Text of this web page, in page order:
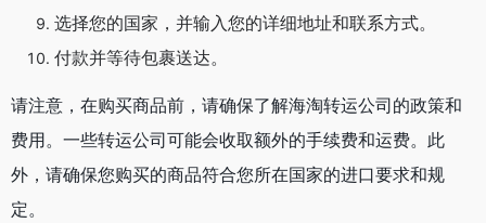
选择您的国家，并输入您的详细地址和联系方式。
付款并等待包裹送达。
请注意，在购买商品前，请确保了解海淘转运公司的政策和
费用。一些转运公司可能会收取额外的手续费和运费。此
外，请确保您购买的商品符合您所在国家的进口要求和规
定。